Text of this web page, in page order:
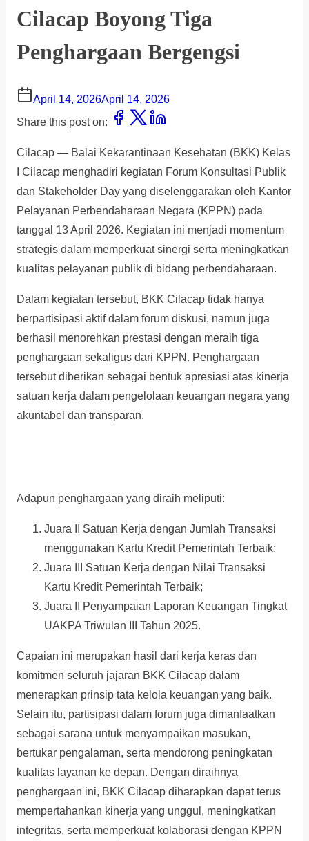
Cilacap Boyong Tiga
Penghargaan Bergengsi
April 14, 2026April 14, 2026
Share this post on:
Cilacap — Balai Kekarantinaan Kesehatan (BKK) Kelas
I Cilacap menghadiri kegiatan Forum Konsultasi Publik
dan Stakeholder Day yang diselenggarakan oleh Kantor
Pelayanan Perbendaharaan Negara (KPPN) pada
tanggal 13 April 2026. Kegiatan ini menjadi momentum
strategis dalam memperkuat sinergi serta meningkatkan
kualitas pelayanan publik di bidang perbendaharaan.
Dalam kegiatan tersebut, BKK Cilacap tidak hanya
berpartisipasi aktif dalam forum diskusi, namun juga
berhasil menorehkan prestasi dengan meraih tiga
penghargaan sekaligus dari KPPN. Penghargaan
tersebut diberikan sebagai bentuk apresiasi atas kinerja
satuan kerja dalam pengelolaan keuangan negara yang
akuntabel dan transparan.
Adapun penghargaan yang diraih meliputi:
Juara II Satuan Kerja dengan Jumlah Transaksi
menggunakan Kartu Kredit Pemerintah Terbaik;
Juara III Satuan Kerja dengan Nilai Transaksi
Kartu Kredit Pemerintah Terbaik;
Juara II Penyampaian Laporan Keuangan Tingkat
UAKPA Triwulan III Tahun 2025.
Capaian ini merupakan hasil dari kerja keras dan
komitmen seluruh jajaran BKK Cilacap dalam
menerapkan prinsip tata kelola keuangan yang baik.
Selain itu, partisipasi dalam forum juga dimanfaatkan
sebagai sarana untuk menyampaikan masukan,
bertukar pengalaman, serta mendorong peningkatan
kualitas layanan ke depan. Dengan diraihnya
penghargaan ini, BKK Cilacap diharapkan dapat terus
mempertahankan kinerja yang unggul, meningkatkan
integritas, serta memperkuat kolaborasi dengan KPPN